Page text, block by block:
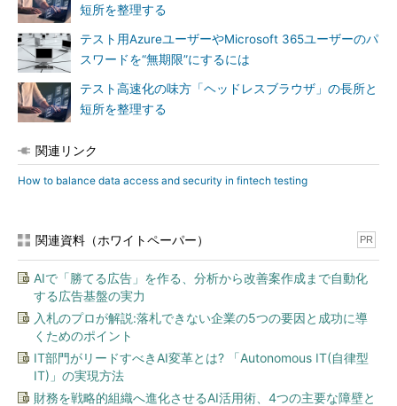
短所を整理する
テスト用AzureユーザーやMicrosoft 365ユーザーのパ
スワードを“無期限”にするには
テスト高速化の味方「ヘッドレスブラウザ」の長所と
短所を整理する
関連リンク
How to balance data access and security in fintech testing
関連資料（ホワイトペーパー） PR
AIで「勝てる広告」を作る、分析から改善案作成まで自動化
する広告基盤の実力
入札のプロが解説:落札できない企業の5つの要因と成功に導
くためのポイント
IT部門がリードすべきAI変革とは? 「Autonomous IT(自律型
IT)」の実現方法
財務を戦略的組織へ進化させるAI活用術、4つの主要な障壁と